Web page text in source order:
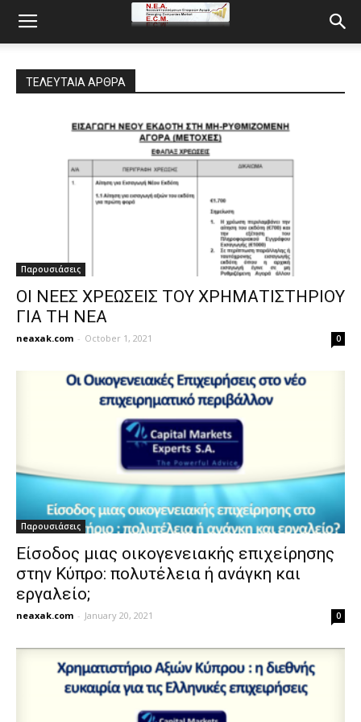
ΤΕΛΕΥΤΑΙΑ ΑΡΘΡΑ
Παρουσιάσεις
ΟΙ ΝΕΕΣ ΧΡΕΩΣΕΙΣ ΤΟΥ ΧΡΗΜΑΤΙΣΤΗΡΙΟΥ
ΓΙΑ ΤΗ ΝΕΑ
neaxak.com - October 1, 2021 0
Παρουσιάσεις
Είσοδος μιας οικογενειακής επιχείρησης
στην Κύπρο: πολυτέλεια ή ανάγκη και
εργαλείο;
neaxak.com - January 20, 2021 0